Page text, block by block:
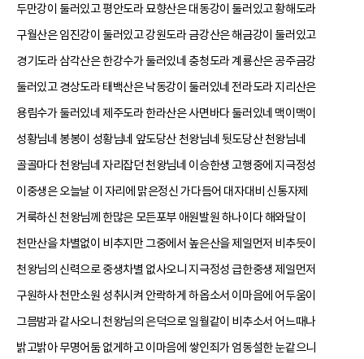
두만강이 둘러있고 평안도라 묘향산은 대동강이 둘러있고 황해도라
구월산은 임진강이 둘러있고 강원도라 금강산은 해금강이 둘러있고
경기도라 삼각산은 한강수가 둘러있네 충청도라 계룡산은 공주금강
둘러있고 경상도라 태백산은 낙동강이 둘러있네 전라도라 지리산은
용림수가 둘러있네 제주도라 한라산은 사면바다 둘러있네 맥이맥이
성황님네 봉봉이 성황님네 앞도당산 천왕님네 뒷도당산 천왕님네
골골마다 천왕님네 자리잡던 천왕님네 이승한생 고행중에 지극정성
이중생은 오늘날 이 자리에 맑은정신 가다듬어 대자대비 신통자제
거룩하신 천왕님께 한많은 모든포부 애원발원 하나이다 해와달이
천만산을 차별없이 비추지만 그중에서 높은산을 제일먼저 비추듯이
천왕님의 신력으로 중생차별 없사오니 지극정성 급한중생 제일먼저
구원하사 천만소원 성취시켜 안락하게 하옵소서 이마음에 어두움이
그믐밤과 같사오니 천왕님의 은덕으로 일월같이 비추소서 어느때나
밝고밝아 무명어둠 없게하고 이마음에 쌓인죄가 엄동설한 눈같으니